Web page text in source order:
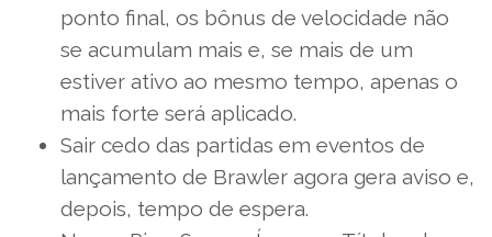
ponto final, os bônus de velocidade não
se acumulam mais e, se mais de um
estiver ativo ao mesmo tempo, apenas o
mais forte será aplicado.
Sair cedo das partidas em eventos de
lançamento de Brawler agora gera aviso e,
depois, tempo de espera.